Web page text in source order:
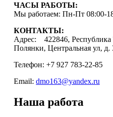
ЧАСЫ РАБОТЫ:
Мы работаем: Пн-Пт 08:00-
КОНТАКТЫ:
Адрес: 422846, Республика
Полянки, Центральная ул, д.
Телефон: +7 927 783-22-85
Email: dmo163@yandex.ru
Наша работа